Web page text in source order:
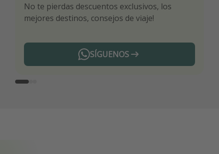
No te pierdas descuentos exclusivos, los
mejores destinos, consejos de viaje!
SÍGUENOS
Sé el primero en reservar nuestros chollazos
¡Recibe las mejores ofertas seleccionadas para
ti por nuestros expertos en viajes
Telegram